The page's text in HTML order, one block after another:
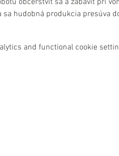
občerstviť sa a zabaviť pri
hudobná produkcia presúva
and functional cookie